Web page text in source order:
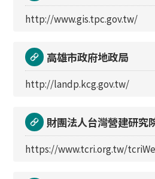
http://www.gis.tpc.gov.tw/
高雄市政府地政局
http://landp.kcg.gov.tw/
財團法人台灣營建研究
https://www.tcri.org.tw/